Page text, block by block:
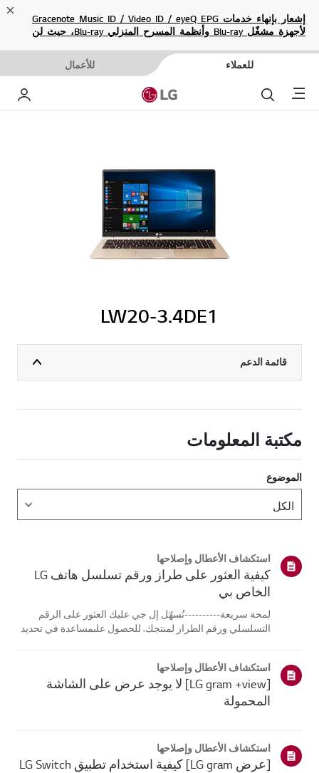
إشعار بإنهاء خدمات Gracenote Music ID / Video ID / eyeQ EPG
لأجهزة مشغّل Blu-ray وأنظمة المسرح المنزلي Blu-ray، حيث لن
للعملاء للأعمال
Menu بحث
LW20-3.4DE1
قائمة الدعم
مكتبة المعلومات
الموضوع
استكشاف الأعطال وإصلاحها
كيفية العثور على طراز ورقم تسلسل هاتف LG
الخاص بي
لمحة سريعة----------تُسهّل إل جي عليك العثور على الرقم
التسلسلي ورقم الطراز لمنتجك. للحصول علىمساعدة في تحديد
تختلف الصور أو ا...
استكشاف الأعطال وإصلاحها
[LG gram +view] لا يوجد عرض على الشاشة
المحمولة
استكشاف الأعطال وإصلاحها
[عرض LG gram] كيفية استخدام تطبيق LG Switch